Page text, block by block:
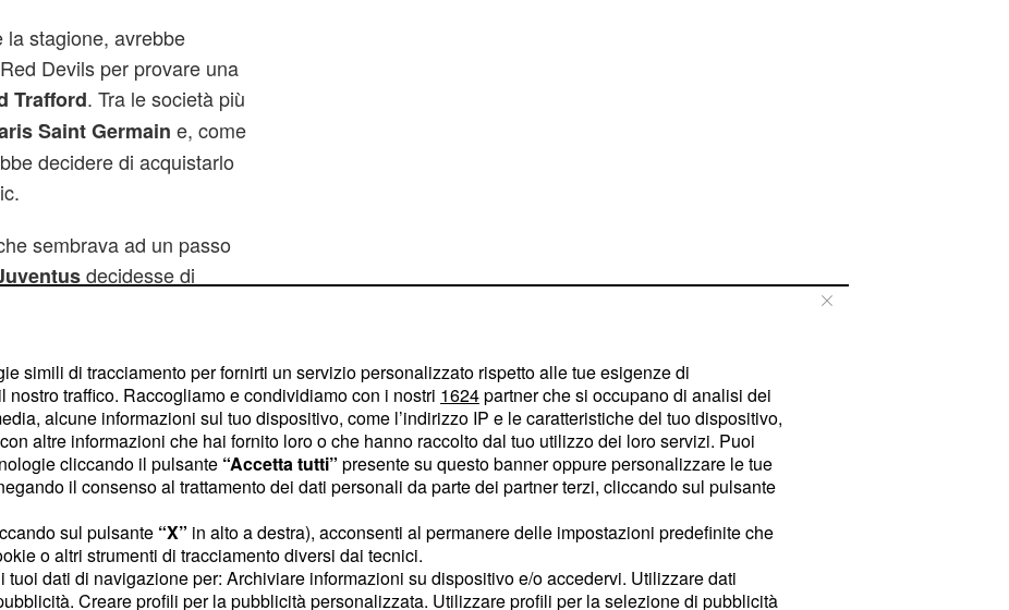
la stagione, avrebbe
Devils per provare una
Trafford. Tra le società più
Saint Germain e, come
decidere di acquistarlo
sembrava ad un passo
decidesse di
ai parigini per l'acquisto di
inglese, rischia
oltre ai vari Lavezzi, Lucas
simili di tracciamento per fornirti un servizio personalizzato rispetto alle tue esigenze di
traffico. Raccogliamo e condividiamo con i nostri 1624partner che si occupano di analisi dei
alcune informazioni sul tuo dispositivo, come l’indirizzo IP e le caratteristiche del tuo dispositivo,
altre informazioni che hai fornito loro o che hanno raccolto dal tuo utilizzo dei loro servizi. Puoi
cliccando il pulsante “Accetta tutti” presente su questo banner oppure personalizzare le tue
il consenso al trattamento dei dati personali da parte dei partner terzi, cliccando sul pulsante
sul pulsante “X” in alto a destra), acconsenti al permanere delle impostazioni predefinite che
o altri strumenti di tracciamento diversi dai tecnici.
tuoi dati di navigazione per: Archiviare informazioni su dispositivo e/o accedervi. Utilizzare dati
Creare profili per la pubblicità personalizzata. Utilizzare profili per la selezione di pubblicità